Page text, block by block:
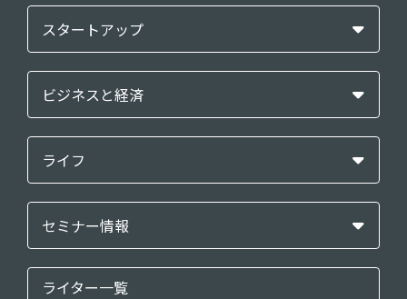
スタートアップ
ビジネスと経済
ライフ
セミナー情報
ライター一覧